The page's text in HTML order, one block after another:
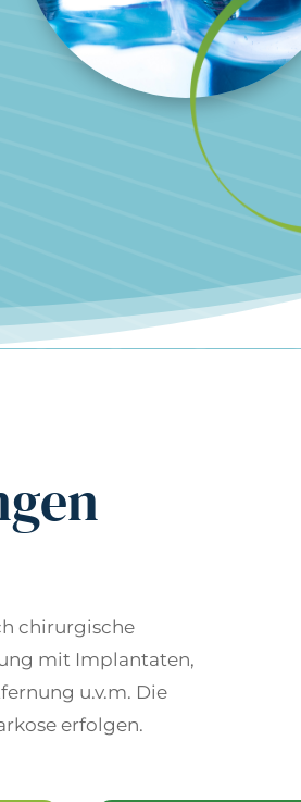
chirurgische
mit Implantaten,
u.v.m. Die
erfolgen.